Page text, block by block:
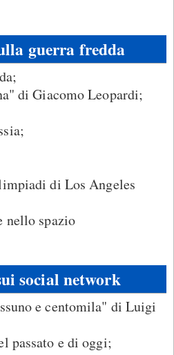
guerra fredda
di Giacomo Leopardi;
di Los Angeles
nello spazio
social network
e centomila" di Luigi
passato e di oggi;